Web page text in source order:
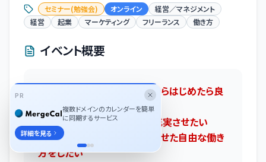
セミナー(勉強会) オンライン
経営／マネジメント
経営
起業 マーケティング フリーランス 働き方
イベント概要
・経営者になりたいけどなにからはじめたら良
いかわからない
・収入をUPしプライベートを充実させたい
・自分のライフスタイルに合わせた自由な働き
方をしたい
PR
複数ドメインのカレンダーを簡単
に同期するサービス
詳細を見る